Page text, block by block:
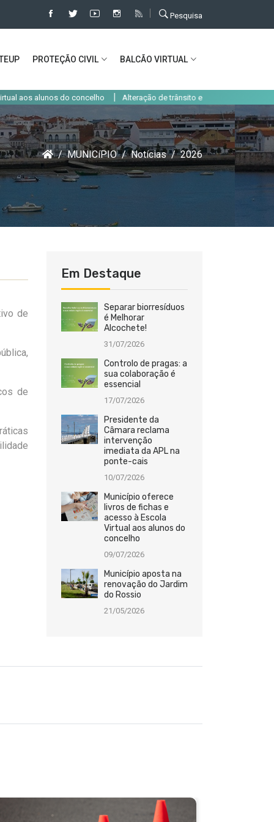
Pesquisa
PROTEÇÃO CIVIL BALCÃO VIRTUAL
do concelho | Alteração de trânsito em Alcochete até 31 de agosto
MUNICíPIO Notícias 2026
de
de
Em Destaque
Separar biorresíduos
é Melhorar
Alcochete!
31/07/2026
Controlo de pragas: a
sua colaboração é
essencial
17/07/2026
Presidente da
Câmara reclama
intervenção
imediata da APL na
ponte-cais
10/07/2026
Município oferece
livros de fichas e
acesso à Escola
Virtual aos alunos do
concelho
09/07/2026
Município aposta na
renovação do Jardim
do Rossio
21/05/2026